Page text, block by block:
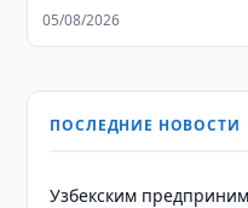
05/08/2026
ПОСЛЕДНИЕ НОВОСТИ
Узбекским